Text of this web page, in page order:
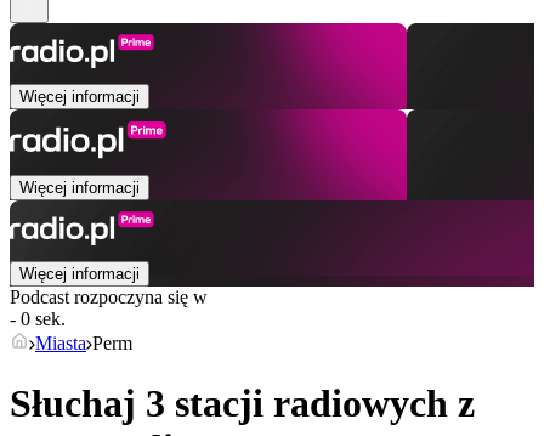
Więcej informacji
Więcej informacji
Więcej informacji
Podcast rozpoczyna się w
- 0 sek.
Miasta Perm
Słuchaj 3 stacji radiowych z